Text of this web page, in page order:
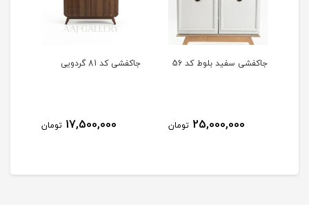
جاکفشی سفید بلوط کد 56
25,000,000 تومان
جاکفشی کد 81 گردویی
17,500,000 تومان